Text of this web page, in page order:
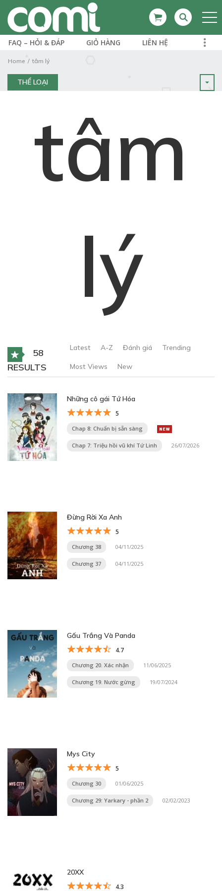
FAQ – HỎI & ĐÁP GIỎ HÀNG LIÊN HỆ
Home tâm lý
THỂ LOẠI
tâm
lý
58
RESULTS
Latest A-Z Đánh giá Trending
Most Views New
Những cô gái Tứ Hóa
5
Chap 8: Chuẩn bị sẵn sàng
Chap 7: Triệu hồi vũ khí Tứ Linh 26/07/2026
Đừng Rời Xa Anh
5
Chương 38 04/11/2025
Chương 37 04/11/2025
Gấu Trắng Và Panda
4.7
Chương 20. Xác nhận 11/06/2025
Chương 19. Nước gừng 19/07/2024
Mys City
5
Chương 30 01/06/2025
Chương 29: Yarkary - phần 2 02/02/2023
20XX
4.3